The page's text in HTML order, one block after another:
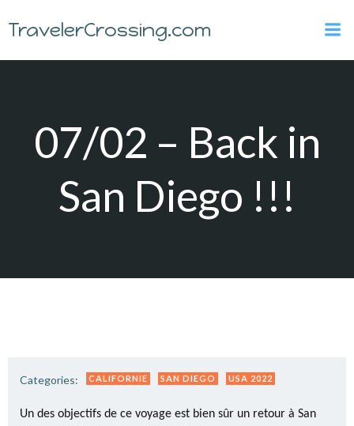
to
TravelerCrossing.com
07/02 – Back in
San Diego !!!
Categories: CALIFORNIE SAN DIEGO USA 2022
Un des objectifs de ce voyage est bien sûr un retour à San